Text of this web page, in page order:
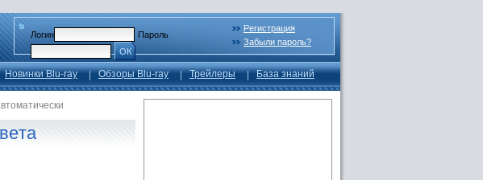
Логин
Пароль
ОК
Регистрация
Забыли пароль?
Новинки Blu-ray Обзоры Blu-ray Трейлеры База знаний